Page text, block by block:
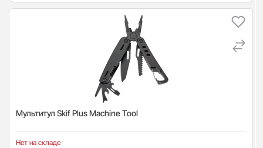
Мультитул Skif Plus Machine Tool
Нет на складе